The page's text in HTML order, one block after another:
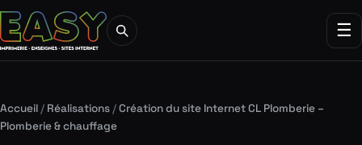
☰
Accueil / Réalisations /Création du site Internet CL Plomberie –
Plomberie & chauffage